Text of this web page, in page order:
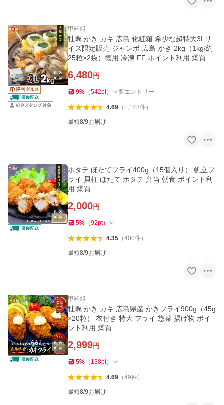
甲羅組
牡蠣 かき カキ 広島 化粧箱 希少な超特大3Lサ
イズ限定販売 ジャンボ 広島 かき 2kg（1kg/約
25粒×2袋）徳用 冷凍 FF ポイント利用 爆買
6,480円
9% （542pt） 要エントリー
4.69（ 1,143件）
最短8/9お届け
ホタテ ほたてフライ400g（15個入り） 帆立フ
ライ 貝柱 ほたて ホタテ 弁当 朝食 ポイント利
用 爆買
2,000円
5% （92pt）
4.35（400件）
最短8/9お届け
甲羅組
牡蠣 かき カキ 広島県産 かきフライ900g（45g
×20粒） 衣付き 特大 フライ 惣菜 揚げ物 ポイ
ント利用 爆買
2,999円
5% （ 138pt）
4.69（49件）
最短8/9お届け